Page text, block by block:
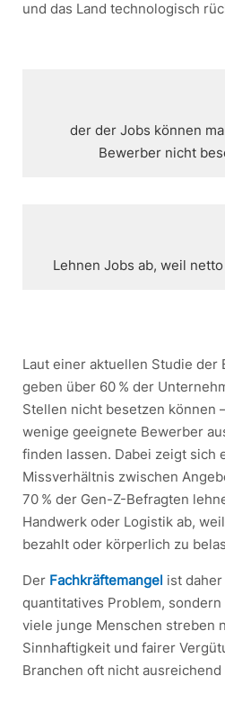
und das Land technologisch
der der Jobs können
Bewerber nicht
Lehnen Jobs ab, weil
Laut einer aktuellen Studie der
geben über 60 % der
Stellen nicht besetzen können
wenige geeignete Bewerber
finden lassen. Dabei zeigt sich
Missverhältnis zwischen
70 % der Gen-Z-Befragten
Handwerk oder Logistik ab,
bezahlt oder körperlich zu
Der Fachkräftemangel ist
quantitatives Problem,
viele junge Menschen streben
Sinnhaftigkeit und fairer
Branchen oft nicht ausreichend